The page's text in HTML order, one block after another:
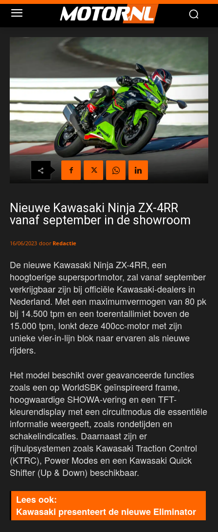
Nieuwe Kawasaki Ninja ZX-4RR
vanaf september in de showroom
16/06/2023 door Redactie
De nieuwe Kawasaki Ninja ZX-4RR, een
hoogtoerige supersportmotor, zal vanaf september
verkrijgbaar zijn bij officiële Kawasaki-dealers in
Nederland. Met een maximumvermogen van 80 pk
bij 14.500 tpm en een toerentallimiet boven de
15.000 tpm, lonkt deze 400cc-motor met zijn
unieke vier-in-lijn blok naar ervaren als nieuwe
rijders.
Het model beschikt over geavanceerde functies
zoals een op WorldSBK geïnspireerd frame,
hoogwaardige SHOWA-vering en een TFT-
kleurendisplay met een circuitmodus die essentiële
informatie weergeeft, zoals rondetijden en
schakelindicaties. Daarnaast zijn er
rijhulpsystemen zoals Kawasaki Traction Control
(KTRC), Power Modes en een Kawasaki Quick
Shifter (Up & Down) beschikbaar.
Kawasaki presenteert de nieuwe Eliminator